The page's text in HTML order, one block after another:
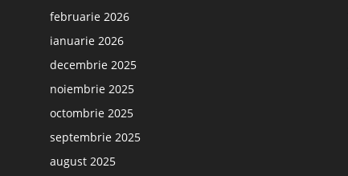
februarie 2026
ianuarie 2026
decembrie 2025
noiembrie 2025
octombrie 2025
septembrie 2025
august 2025